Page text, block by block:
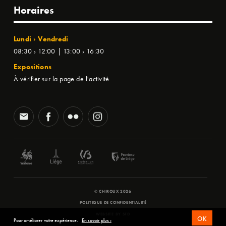
Horaires
Lundi › Vendredi
08:30 › 12:00 | 13:00 › 16:30
Expositions
À vérifier sur la page de l'activité
© CHIROUX 2026
POLITIQUE DE CONFIDENTIALITÉ
Pour améliorer votre expérience. En savoir plus › OK